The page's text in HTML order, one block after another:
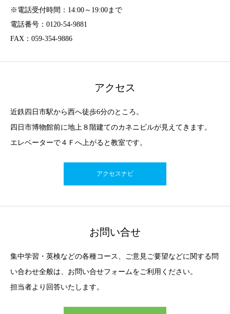
※電話受付時間：14:00～19:00まで
電話番号：0120-54-9881
FAX：059-354-9886
アクセス
近鉄四日市駅から西へ徒歩6分のところ。
四日市博物館前に地上８階建てのカネニビルが見えてきます。
エレベーターで４Ｆへ上がると教室です。
アクセスナビ
お問い合せ
集中学習・英検などの各種コース、ご意見ご要望などに関する問
い合わせ全般は、お問い合せフォームをご利用ください。
担当者より回答いたします。